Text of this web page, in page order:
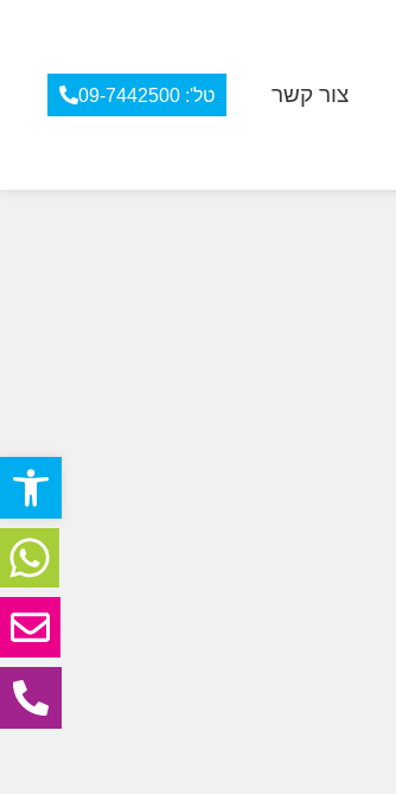
פתח
צור קשר טל': 09-7442500